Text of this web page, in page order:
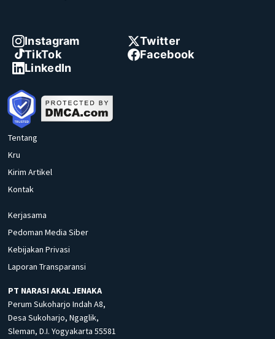
Instagram
Twitter
TikTok
Facebook
LinkedIn
Tentang
Kru
Kirim Artikel
Kontak
Kerjasama
Pedoman Media Siber
Kebijakan Privasi
Laporan Transparansi
PT NARASI AKAL JENAKA
Perum Sukoharjo Indah A8,
Desa Sukoharjo, Ngaglik,
Sleman, D.I. Yogyakarta 55581